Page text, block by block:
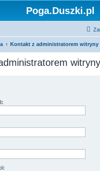
Poga.Duszki.pl
Kontakt z administratorem witryny
witryny